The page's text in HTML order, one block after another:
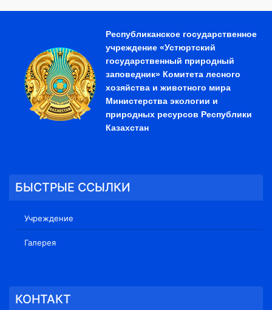
Республиканское государственное
учреждение «Устюртский
государственный природный
заповедник» Комитета лесного
хозяйства и животного мира
Министерства экологии и
природных ресурсов Республики
Казахстан
БЫСТРЫЕ ССЫЛКИ
Учреждение
Галерея
КОНТАКТ